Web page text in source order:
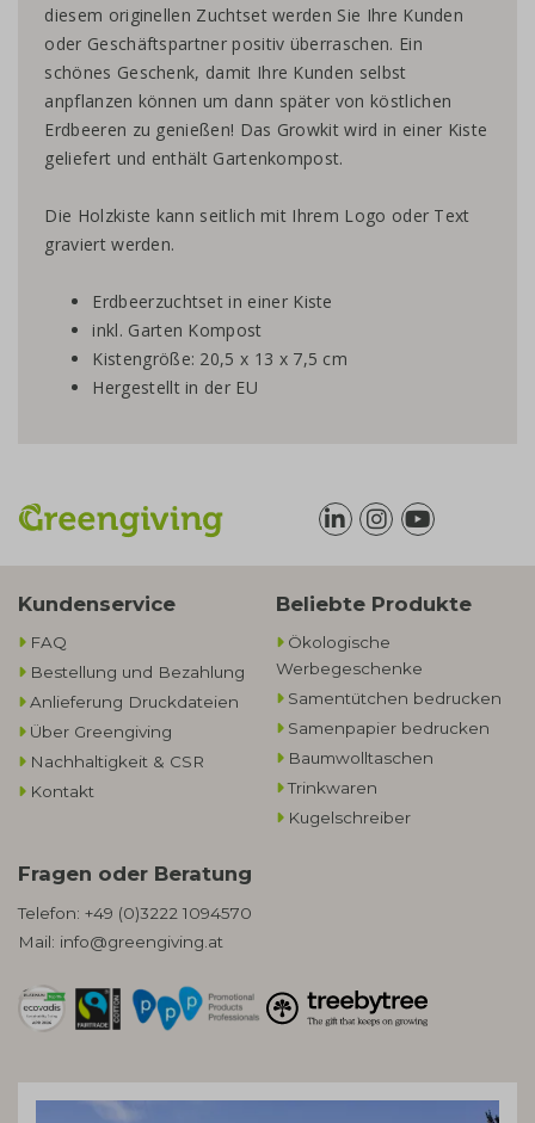
diesem originellen Zuchtset werden Sie Ihre Kunden
oder Geschäftspartner positiv überraschen. Ein
schönes Geschenk, damit Ihre Kunden selbst
anpflanzen können um dann später von köstlichen
Erdbeeren zu genießen! Das Growkit wird in einer Kiste
geliefert und enthält Gartenkompost.
Die Holzkiste kann seitlich mit Ihrem Logo oder Text
graviert werden.
Erdbeerzuchtset in einer Kiste
inkl. Garten Kompost
Kistengröße: 20,5 x 13 x 7,5 cm
Hergestellt in der EU
Kundenservice
FAQ
Bestellung und Bezahlung
Anlieferung Druckdateien
Über Greengiving
Nachhaltigkeit & CSR
Kontakt
Beliebte Produkte
Ökologische
Werbegeschenke​
Samentütchen bedrucken
Samenpapier bedrucken
Baumwolltaschen​
Trinkwaren
Kugelschreiber
Fragen oder Beratung
Telefon: +49 (0)3222 1094570
Mail: info@greengiving.at